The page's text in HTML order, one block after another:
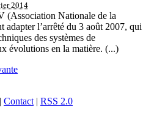
2014
(Association Nationale de la
adapter l’arrêté du 3 août 2007, qui
des systèmes de
évolutions en la matière. (...)
Contact | RSS 2.0